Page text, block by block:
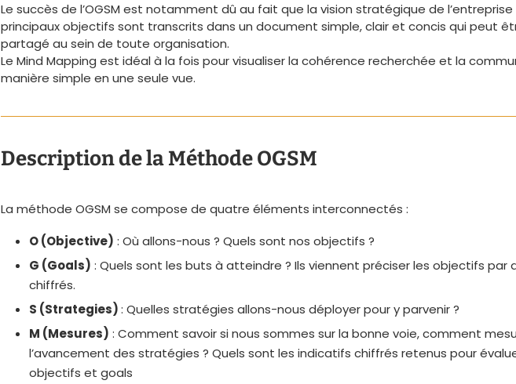
Le succès de l’OGSM est notamment dû au fait que la vision stratégique de
principaux objectifs sont transcrits dans un document simple, clair et concis qui peut
partagé au sein de toute organisation.
Le Mind Mapping est idéal à la fois pour visualiser la cohérence recherchée et la
manière simple en une seule vue.
Description de la Méthode OGSM
La méthode OGSM se compose de quatre éléments interconnectés :
O (Objective) : Où allons-nous ? Quels sont nos objectifs ?
G (Goals) : Quels sont les buts à atteindre ? Ils viennent préciser les objectifs par
chiffrés.
S (Strategies): Quelles stratégies allons-nous déployer pour y parvenir ?
M (Mesures) : Comment savoir si nous sommes sur la bonne voie, comment
l’avancement des stratégies ? Quels sont les indicatifs chiffrés retenus pour
objectifs et goals